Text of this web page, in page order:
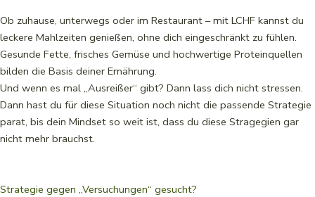
Ob zuhause, unterwegs oder im Restaurant – mit LCHF kannst du
leckere Mahlzeiten genießen, ohne dich eingeschränkt zu fühlen.
Gesunde Fette, frisches Gemüse und hochwertige Proteinquellen
bilden die Basis deiner Ernährung.
Und wenn es mal „Ausreißer“ gibt? Dann lass dich nicht stressen.
Dann hast du für diese Situation noch nicht die passende Strategie
parat, bis dein Mindset so weit ist, dass du diese Stragegien gar
nicht mehr brauchst.
Strategie gegen „Versuchungen“ gesucht?